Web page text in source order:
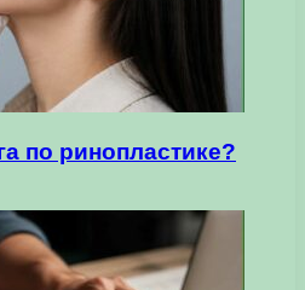
по ринопластике?